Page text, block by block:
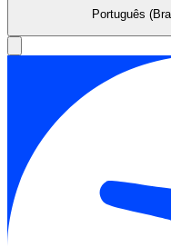
Português